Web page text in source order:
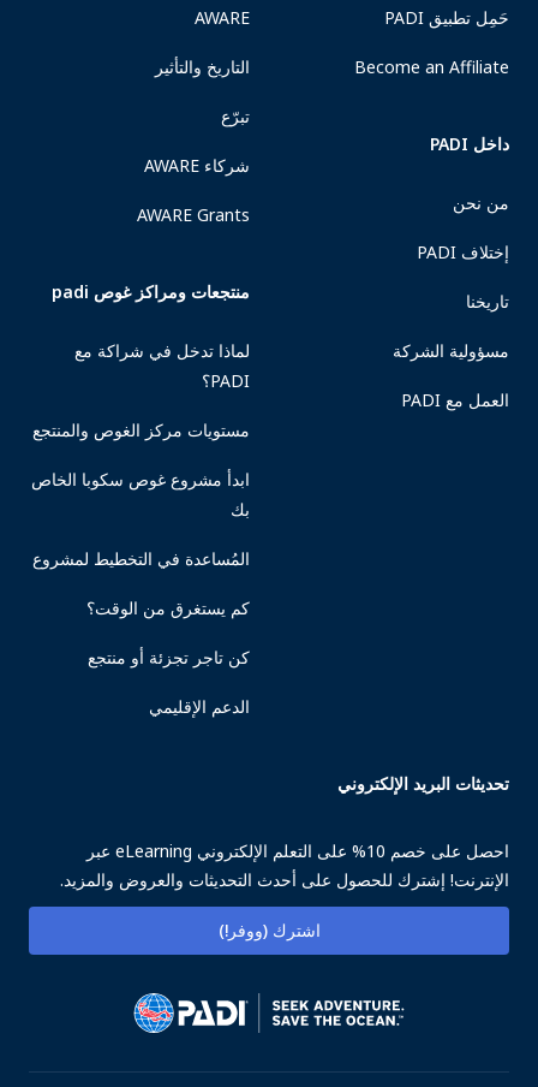
حَمِل تطبيق PADI
Become an Affiliate
داخل PADI
من نحن
إختلاف PADI
تاريخنا
مسؤولية الشركة
العمل مع PADI
AWARE
التاريخ والتأثير
تبرّع
شركاء AWARE
AWARE Grants
منتجعات ومراكز غوص padi
لماذا تدخل في شراكة مع
PADI؟
مستويات مركز الغوص والمنتجع
ابدأ مشروع غوص سكوبا الخاص
بك
المُساعدة في التخطيط لمشروع
كم يستغرق من الوقت؟
كن تاجر تجزئة أو منتجع
الدعم الإقليمي
تحديثات البريد الإلكتروني
احصل على خصم 10% على التعلم الإلكتروني eLearning عبر
الإنترنت! إشترك للحصول على أحدث التحديثات والعروض والمزيد.
اشترك (ووفر!)